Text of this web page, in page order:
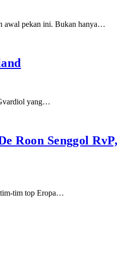
awal pekan ini. Bukan hanya…
yang…
Roon Senggol
tim-tim top Eropa…